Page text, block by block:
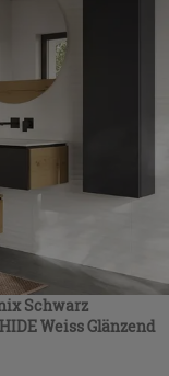
Schwarz
Weiss Glänzend